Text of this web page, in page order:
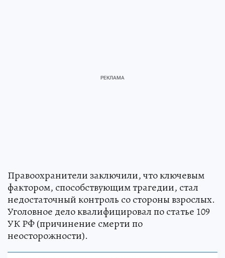
Правоохранители заключили, что ключевым
фактором, способствующим трагедии, стал
недостаточный контроль со стороны взрослых.
Уголовное дело квалифицировал по статье 109
УК РФ (причинение смерти по
неосторожности).